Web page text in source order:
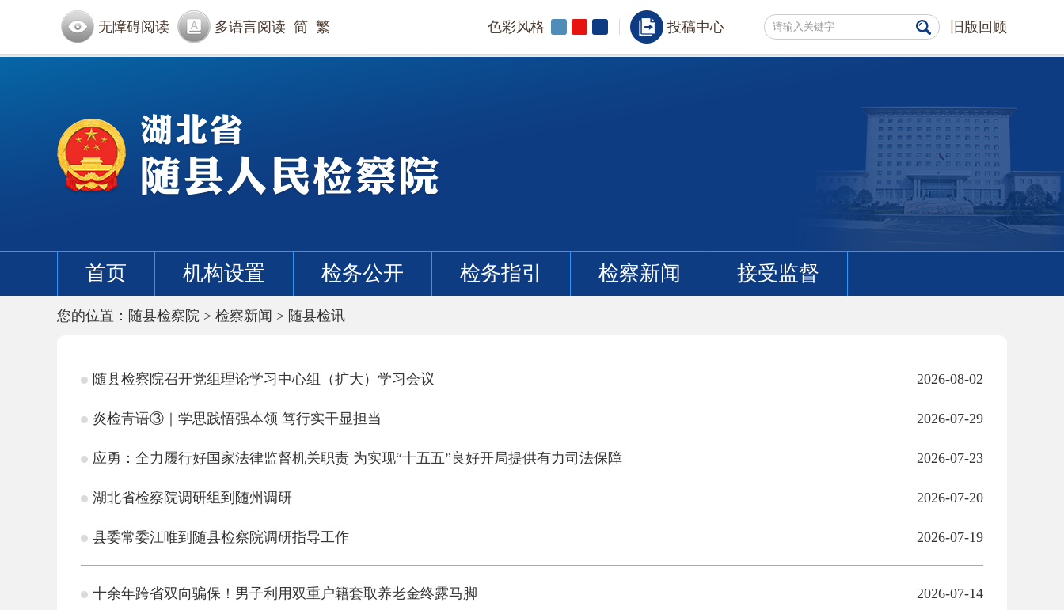
无障碍阅读 多语言阅读 简 繁 色彩风格 投稿中心 旧版回顾
首页 机构设置 检务公开 检务指引 检察新闻 接受监督
您的位置： 随县检察院 > 检察新闻 > 随县检讯
2026-08-02
随县检察院召开党组理论学习中心组（扩大）学习会议
2026-07-29
炎检青语③｜学思践悟强本领 笃行实干显担当
2026-07-23
应勇：全力履行好国家法律监督机关职责 为实现“十五五”良好开局提供有力司法保障
2026-07-20
湖北省检察院调研组到随州调研
2026-07-19
县委常委江唯到随县检察院调研指导工作
2026-07-14
十余年跨省双向骗保！男子利用双重户籍套取养老金终露马脚